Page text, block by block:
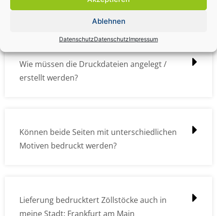
Ablehnen
DatenschutzDatenschutzImpressum
übermitteln?
Wie müssen die Druckdateien angelegt /
erstellt werden?
Können beide Seiten mit unterschiedlichen
Motiven bedruckt werden?
Lieferung bedrucktert Zöllstöcke auch in
meine Stadt: Frankfurt am Main